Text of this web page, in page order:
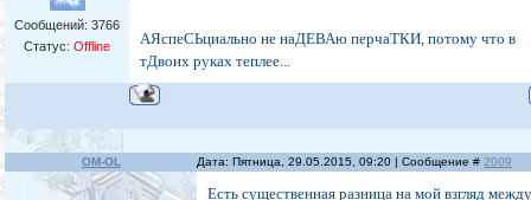
Сообщений:3766
Статус:Offline
АЯспеСЬциально не наДЕВАю перчаТКИ, потому что в
тДвоих руках теплее...
OM-OL Дата: Пятница, 29.05.2015, 09:20 | Сообщение #2009
Есть существенная разница на мой взгляд